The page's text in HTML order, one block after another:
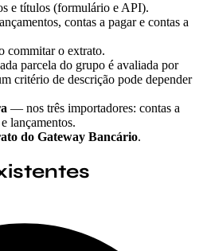
e títulos (formulário e API).
contas a pagar e contas a
commitar o extrato.
parcela do grupo é avaliada por
critério de descrição pode depender
— nos três importadores: contas a
lançamentos.
do Gateway Bancário.